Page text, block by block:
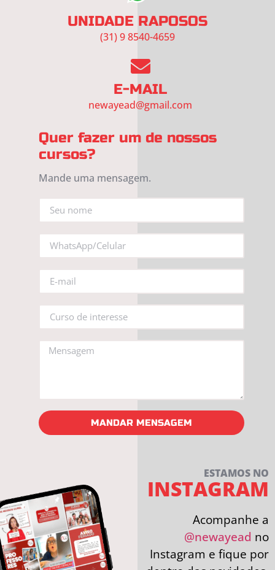
UNIDADE RAPOSOS
(31) 9 8540-4659
E-MAIL
newayead@gmail.com
Quer fazer um de nossos
cursos?
Mande uma mensagem.
MANDAR MENSAGEM
ESTAMOS NO
INSTAGRAM
Acompanhe a
@newayead no
Instagram e fique por